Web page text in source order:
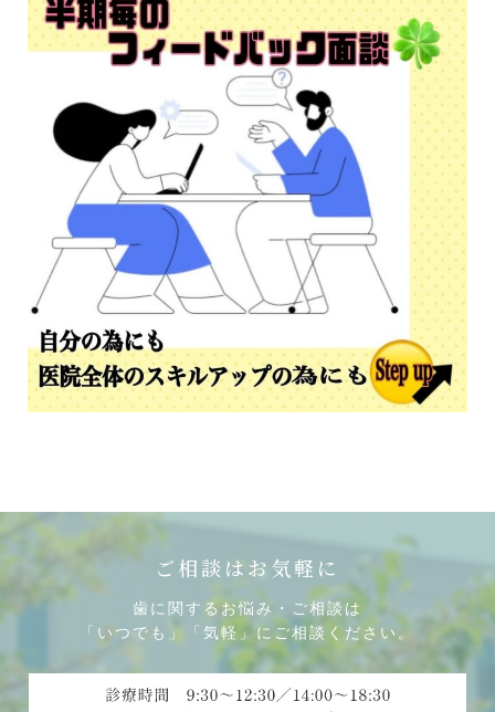
ご相談はお気軽に
歯に関するお悩み・ご相談は
「いつでも」「気軽」にご相談ください。